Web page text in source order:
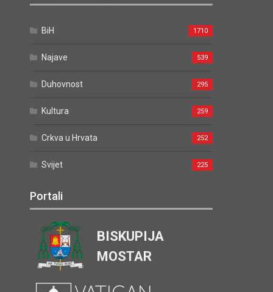
BiH 1710
Najave 539
Duhovnost 295
Kultura 259
Crkva u Hrvata 252
Svijet 225
Portali
BISKUPIJA
MOSTAR